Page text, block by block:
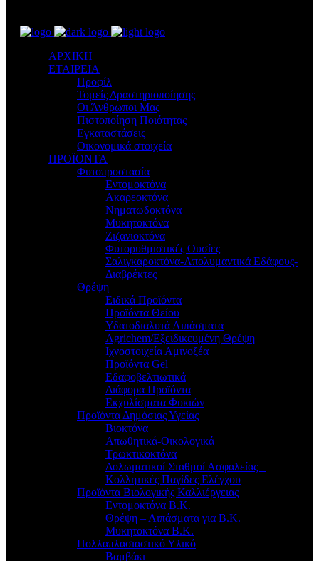
ΑΡΧΙΚΗ
ΕΤΑΙΡΕΙΑ
Προφίλ
Τομείς Δραστηριοποίησης
Οι Άνθρωποι Μας
Πιστοποίηση Ποιότητας
Εγκαταστάσεις
Οικονομικά στοιχεία
ΠΡΟΪΟΝΤΑ
Φυτοπροστασία
Εντομοκτόνα
Ακαρεοκτόνα
Νηματωδοκτόνα
Μυκητοκτόνα
Ζιζανιοκτόνα
Φυτορυθμιστικές Ουσίες
Σαλιγκαροκτόνα-Απολυμαντικά Εδάφους-
Διαβρέκτες
Θρέψη
Ειδικά Προϊόντα
Προϊόντα Θείου
Υδατοδιαλυτά Λιπάσματα
Agrichem/Εξειδικευμένη Θρέψη
Ιχνοστοιχεία Αμινοξέα
Προϊόντα Gel
Εδαφοβελτιωτικά
Διάφορα Προϊόντα
Εκχυλίσματα Φυκιών
Προϊόντα Δημόσιας Υγείας
Βιοκτόνα
Απωθητικά-Οικολογικά
Τρωκτικοκτόνα
Δολωματικοί Σταθμοί Ασφαλείας –
Κολλητικές Παγίδες Ελέγχου
Προϊόντα Βιολογικής Καλλιέργειας
Εντομοκτόνα Β.Κ.
Θρέψη – Λιπάσματα για Β.Κ.
Μυκητοκτόνα Β.Κ.
Πολλαπλασιαστικό Υλικό
Βαμβάκι